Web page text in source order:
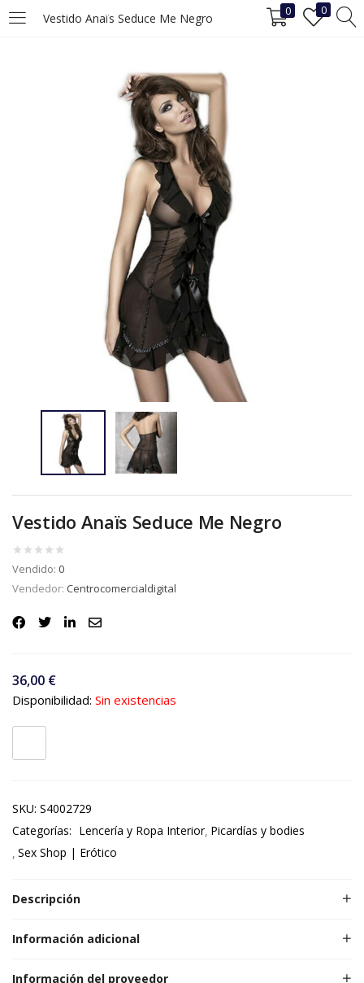
Vestido Anaïs Seduce Me Negro 0 0
INICIAR SESIÓN REGISTRO
Ingrese su nombre de usuario y contraseña para iniciar sesión.
Iniciar Sesión
¿Ha perdido la contraseña?
Vestido Anaïs Seduce Me Negro
Vendido: 0
Vendedor: Centrocomercialdigital
36,00 €
Disponibilidad: Sin existencias
SKU: S4002729
Categorías: Lencería y Ropa Interior Picardías y bodies
Sex Shop | Erótico
Descripción
Información adicional
Información del proveedor